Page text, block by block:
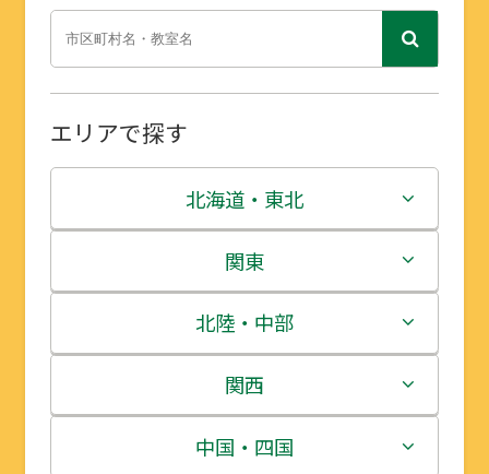
エリアで探す
北海道・東北
北海道
青森県
岩手県
宮城県
関東
茨城県
栃木県
群馬県
北陸・中部
新潟県
富山県
関西
三重県
中国・四国